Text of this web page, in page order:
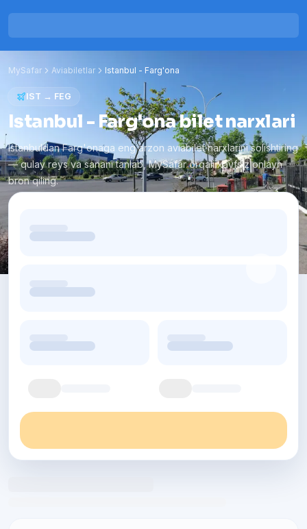
MySafar Aviabiletlar Istanbul - Farg'ona
IST → FEG
Istanbul - Farg'ona bilet narxlari
Istanbuldan Farg'onaga eng arzon aviabilet narxlarini solishtiring
— qulay reys va sanani tanlab, MySafar orqali xavfsiz onlayn
bron qiling.